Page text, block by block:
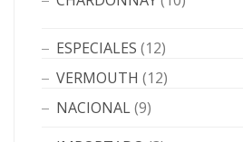
ESPECIALES (12)
VERMOUTH (12)
NACIONAL(9)